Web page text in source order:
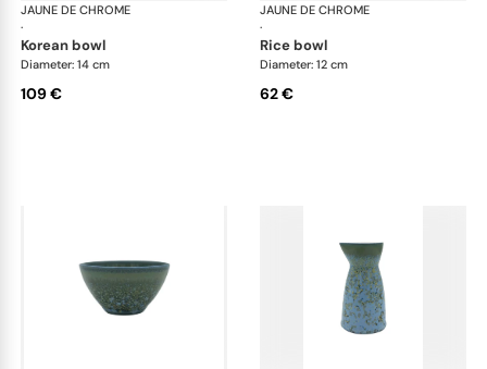
JAUNE DE CHROME
·
Nymphéa
korean bowl
Diameter: 14 cm
109 €
JAUNE DE CHROME
·
rice bowl
Diameter: 12 cm
62 €